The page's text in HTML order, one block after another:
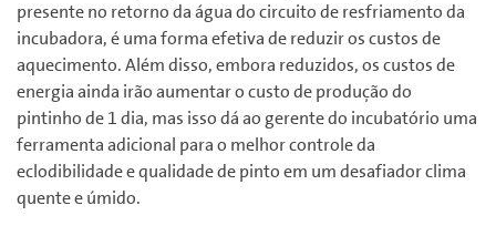
presente no retorno da água do circuito de resfriamento da
incubadora, é uma forma efetiva de reduzir os custos de
aquecimento. Além disso, embora reduzidos, os custos de
energia ainda irão aumentar o custo de produção do
pintinho de 1 dia, mas isso dá ao gerente do incubatório uma
ferramenta adicional para o melhor controle da
eclodibilidade e qualidade de pinto em um desafiador clima
quente e úmido.